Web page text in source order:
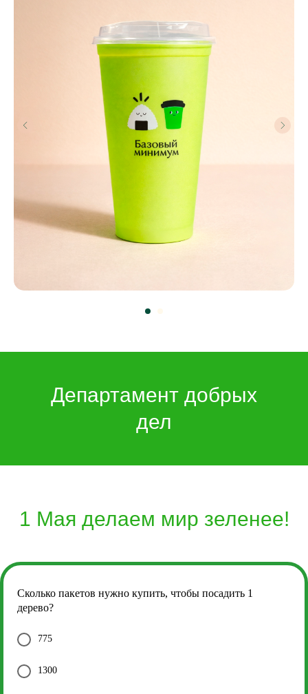
Департамент добрых
дел
1 Мая делаем мир зеленее!
Сколько пакетов нужно купить, чтобы посадить 1
дерево?
775
1300